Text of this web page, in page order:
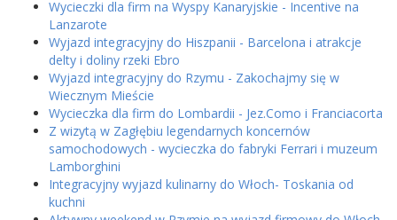
Wycieczki dla firm na Wyspy Kanaryjskie - Incentive na
Lanzarote
Wyjazd integracyjny do Hiszpanii - Barcelona i atrakcje
delty i doliny rzeki Ebro
Wyjazd integracyjny do Rzymu - Zakochajmy się w
Wiecznym Mieście
Wycieczka dla firm do Lombardii - Jez.Como i Franciacorta
Z wizytą w Zagłębiu legendarnych koncernów
samochodowych - wycieczka do fabryki Ferrari i muzeum
Lamborghini
Integracyjny wyjazd kulinarny do Włoch- Toskania od
kuchni